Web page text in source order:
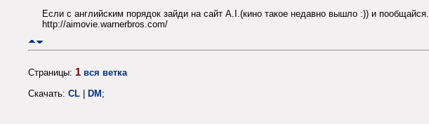
Если с английским порядок зайди на сайт A.I.(кино такое недавно вышло :)) и пообщайся.
http://aimovie.warnerbros.com/
Страницы: 1 вся ветка
Скачать: CL DM ;